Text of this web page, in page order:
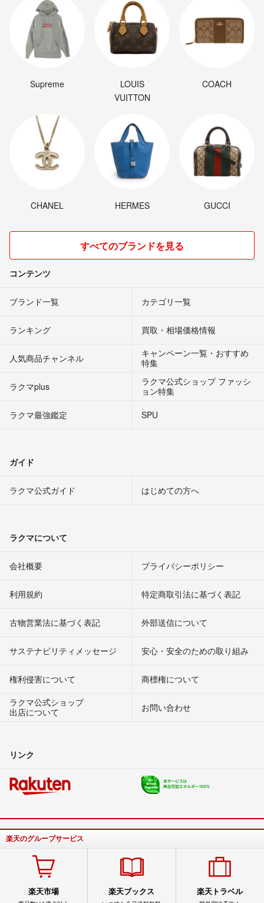
Supreme
LOUIS
VUITTON
COACH
CHANEL HERMES GUCCI
すべてのブランドを見る
コンテンツ
ブランド一覧 カテゴリ一覧
ランキング 買取・相場価格情報
人気商品チャンネル
キャンペーン一覧・おすすめ
特集
ラクマplus
ラクマ公式ショップ ファッシ
ョン特集
ラクマ最強鑑定
SPU
ガイド
ラクマ公式ガイド はじめての方へ
ラクマについて
会社概要 プライバシーポリシー
利用規約 特定商取引法に基づく表記
古物営業法に基づく表記 外部送信について
サステナビリティメッセージ 安心・安全のための取り組み
権利侵害について
商標権について
ラクマ公式ショップ
出店について
お問い合わせ
リンク
楽天のグループサービス
楽天市場 楽天ブックス 楽天トラベル